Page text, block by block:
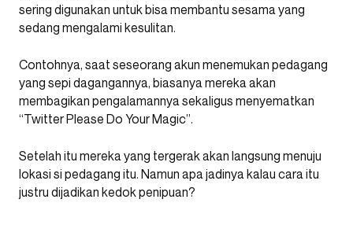
sering digunakan untuk bisa membantu sesama yang
sedang mengalami kesulitan.
Contohnya, saat seseorang akun menemukan pedagang
yang sepi dagangannya, biasanya mereka akan
membagikan pengalamannya sekaligus menyematkan
“Twitter Please Do Your Magic”.
Setelah itu mereka yang tergerak akan langsung menuju
lokasi si pedagang itu. Namun apa jadinya kalau cara itu
justru dijadikan kedok penipuan?